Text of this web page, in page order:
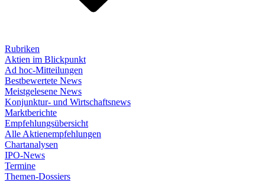
Rubriken
Aktien im Blickpunkt
Ad hoc-Mitteilungen
Bestbewertete News
Meistgelesene News
Konjunktur- und Wirtschaftsnews
Marktberichte
Empfehlungsübersicht
Alle Aktienempfehlungen
Chartanalysen
IPO-News
Termine
Themen-Dossiers